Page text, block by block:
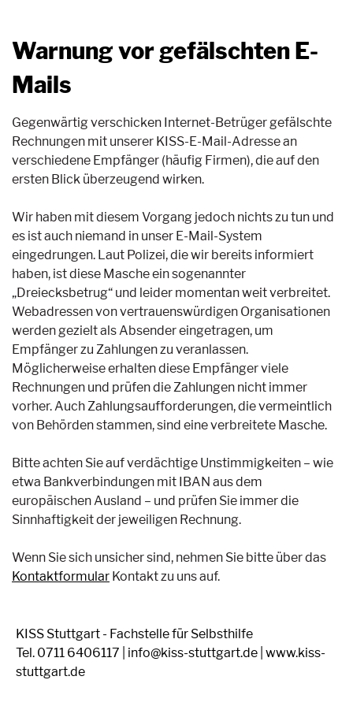
Warnung vor gefälschten E-
Mails
Gegenwärtig verschicken Internet-Betrüger gefälschte
Rechnungen mit unserer KISS-E-Mail-Adresse an
verschiedene Empfänger (häufig Firmen), die auf den
ersten Blick überzeugend wirken.
Wir haben mit diesem Vorgang jedoch nichts zu tun und
es ist auch niemand in unser E-Mail-System
eingedrungen. Laut Polizei, die wir bereits informiert
haben, ist diese Masche ein sogenannter
„Dreiecksbetrug“ und leider momentan weit verbreitet.
Webadressen von vertrauenswürdigen Organisationen
werden gezielt als Absender eingetragen, um
Empfänger zu Zahlungen zu veranlassen.
Möglicherweise erhalten diese Empfänger viele
Rechnungen und prüfen die Zahlungen nicht immer
vorher. Auch Zahlungsaufforderungen, die vermeintlich
von Behörden stammen, sind eine verbreitete Masche.
Bitte achten Sie auf verdächtige Unstimmigkeiten – wie
etwa Bankverbindungen mit IBAN aus dem
europäischen Ausland – und prüfen Sie immer die
Sinnhaftigkeit der jeweiligen Rechnung.
Wenn Sie sich unsicher sind, nehmen Sie bitte über das
Kontaktformular Kontakt zu uns auf.
KISS Stuttgart - Fachstelle für Selbsthilfe
Tel. 0711 6406117 | info@kiss-stuttgart.de | www.kiss-
stuttgart.de